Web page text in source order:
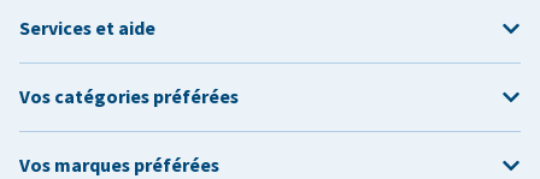
Services et aide
Vos catégories préférées
Vos marques préférées